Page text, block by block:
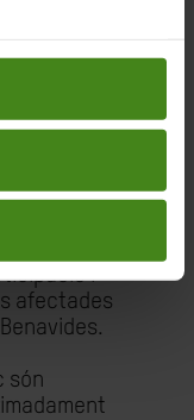
de Cookieso
països
dels
pràctiques i
i
afectades
són